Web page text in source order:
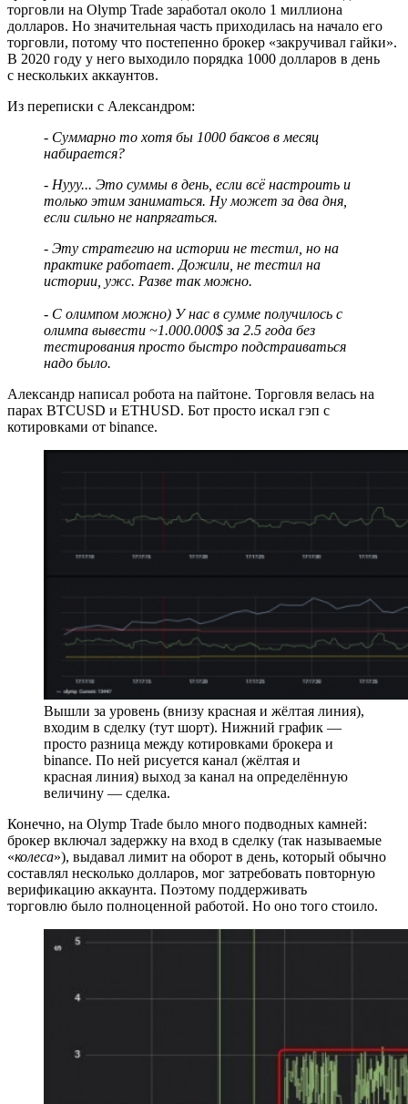
торговли на Olymp Trade заработал около 1 миллиона
долларов. Но значительная часть приходилась на начало его
торговли, потому что постепенно брокер «закручивал гайки».
В 2020 году у него выходило порядка 1000 долларов в день
с нескольких аккаунтов.
Из переписки с Александром:
- Суммарно то хотя бы 1000 баксов в месяц
набирается?
- Нууу... Это суммы в день, если всё настроить и
только этим заниматься. Ну может за два дня,
если сильно не напрягаться.
- Эту стратегию на истории не тестил, но на
практике работает. Дожили, не тестил на
истории, ужс. Разве так можно.
- С олимпом можно) У нас в сумме получилось с
олимпа вывести ~1.000.000$ за 2.5 года без
тестирования просто быстро подстраиваться
надо было.
Александр написал робота на пайтоне. Торговля велась на
парах BTCUSD и ETHUSD. Бот просто искал гэп с
котировками от binance.
Вышли за уровень (внизу красная и жёлтая линия),
входим в сделку (тут шорт). Нижний график —
просто разница между котировками брокера и
binance. По ней рисуется канал (жёлтая и
красная линия) выход за канал на определённую
величину — сделка.
Конечно, на Olymp Trade было много подводных камней:
брокер включал задержку на вход в сделку (так называемые
«колеса»), выдавал лимит на оборот в день, который обычно
составлял несколько долларов, мог затребовать повторную
верификацию аккаунта. Поэтому поддерживать
торговлю было полноценной работой. Но оно того стоило.